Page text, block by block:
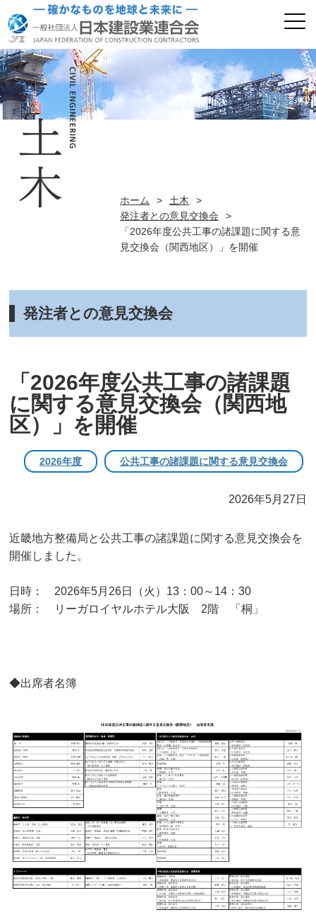
ホーム > 土木
>
発注者との意見交換会
>
「2026年度公共工事の諸課題に関する意
見交換会（関西地区）」を開催
発注者との意見交換会
「2026年度公共工事の諸課題
に関する意見交換会（関西地
区）」を開催
2026年度 公共工事の諸課題に関する意見交換会
2026年5月27日
近畿地方整備局と公共工事の諸課題に関する意見交換会を
開催しました。
日時： 2026年5月26日（火）13：00～14：30
場所： リーガロイヤルホテル大阪 2階 「桐」
◆出席者名簿